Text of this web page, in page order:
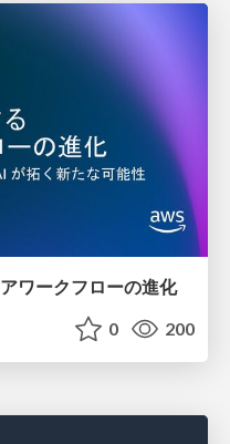
ワークフローの進化
0 200